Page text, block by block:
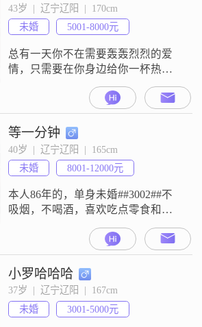
43岁  |  辽宁辽阳  |  170cm
未婚
5001-8000元
总有一天你不在需要轰轰烈烈的爱
情，只需要在你身边给你一杯热水
的人，一个不会离开你的人。
等一分钟
40岁  |  辽宁辽阳  |  165cm
未婚
8001-12000元
本人86年的，单身未婚##3002##不
吸烟，不喝酒，喜欢吃点零食和水
果，性格方面，不内向也不外向，
遇上合适的人，能够坦诚相待，有
什么说什么，没有心机##3002##爱
情方面，希望坦诚，不要有所隐
瞒，我不会在意你的过去，两个人
在一起，是要面对未来，而不是活
在过去##3002##用一颗真诚的心，
小罗哈哈哈
37岁  |  辽宁辽阳  |  167cm
未婚
3001-5000元